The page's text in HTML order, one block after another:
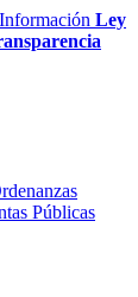
Ley
Públicas